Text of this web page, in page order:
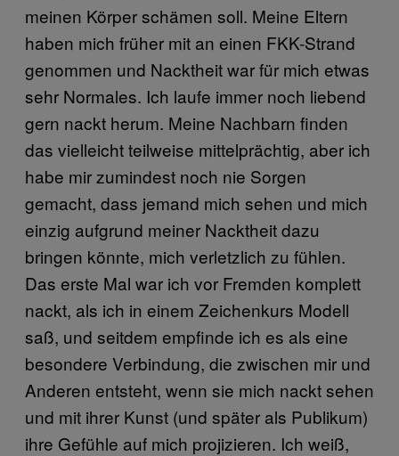
meinen Körper schämen soll. Meine Eltern
haben mich früher mit an einen FKK-Strand
genommen und Nacktheit war für mich etwas
sehr Normales. Ich laufe immer noch liebend
gern nackt herum. Meine Nachbarn finden
das vielleicht teilweise mittelprächtig, aber ich
habe mir zumindest noch nie Sorgen
gemacht, dass jemand mich sehen und mich
einzig aufgrund meiner Nacktheit dazu
bringen könnte, mich verletzlich zu fühlen.
Das erste Mal war ich vor Fremden komplett
nackt, als ich in einem Zeichenkurs Modell
saß, und seitdem empfinde ich es als eine
besondere Verbindung, die zwischen mir und
Anderen entsteht, wenn sie mich nackt sehen
und mit ihrer Kunst (und später als Publikum)
ihre Gefühle auf mich projizieren. Ich weiß,